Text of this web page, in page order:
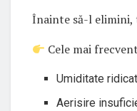
Înainte să-l elimini,
Cele mai
Umiditate
Aerisire